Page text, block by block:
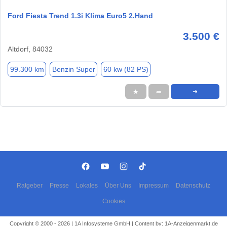
Ford Fiesta Trend 1.3i Klima Euro5 2.Hand
3.500 €
Altdorf, 84032
99.300 km Benzin Super 60 kw (82 PS)
★ ➦ ➜
Ratgeber Presse Lokales Über Uns Impressum Datenschutz
Cookies
Copyright © 2000 - 2026 | 1A Infosysteme GmbH | Content by: 1A-Anzeigenmarkt.de